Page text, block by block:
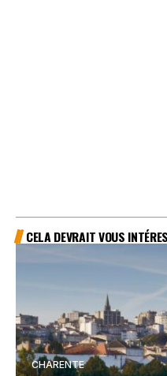
CELA DEVRAIT VOUS
CHARENTE FOOTBALL
VENDÉE